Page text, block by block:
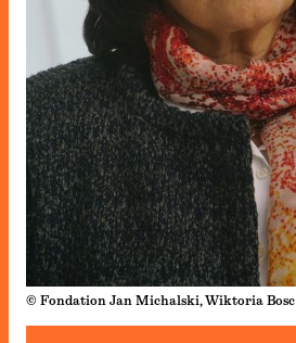
© Fondation Jan Michalski, Wiktoria Bosc